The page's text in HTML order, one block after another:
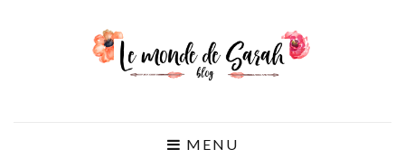
MENU